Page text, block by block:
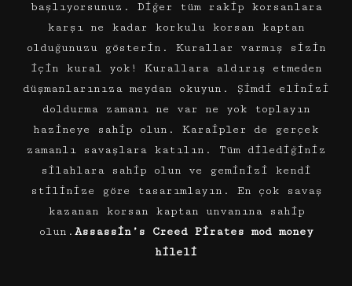
başlıyorsunuz. Diğer tüm rakip korsanlara
karşı ne kadar korkulu korsan kaptan
olduğunuzu gösterin. Kurallar varmış sizin
için kural yok! Kurallara aldırış etmeden
düşmanlarınıza meydan okuyun. Şimdi elinizi
doldurma zamanı ne var ne yok toplayın
hazineye sahip olun. Karaipler de gerçek
zamanlı savaşlara katılın. Tüm dilediğiniz
silahlara sahip olun ve geminizi kendi
stilinize göre tasarımlayın. En çok savaş
kazanan korsan kaptan unvanına sahip
olun. Assassin’s Creed Pirates mod money
hileli